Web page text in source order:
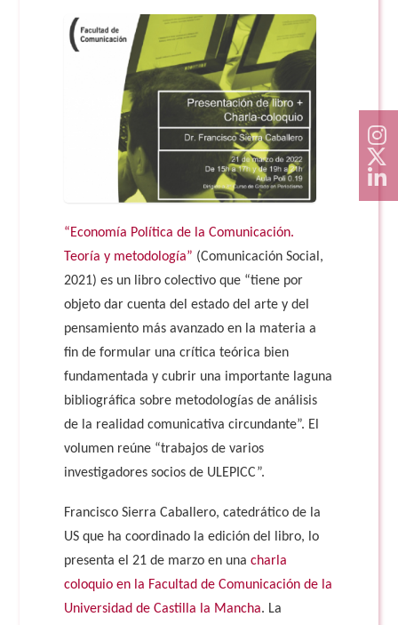
“Economía Política de la Comunicación.
Teoría y metodología” (Comunicación Social,
2021) es un libro colectivo que “tiene por
objeto dar cuenta del estado del arte y del
pensamiento más avanzado en la materia a
fin de formular una crítica teórica bien
fundamentada y cubrir una importante laguna
bibliográfica sobre metodologías de análisis
de la realidad comunicativa circundante”. El
volumen reúne “trabajos de varios
investigadores socios de ULEPICC”.
Francisco Sierra Caballero, catedrático de la
US que ha coordinado la edición del libro, lo
presenta el 21 de marzo en unacharla
coloquio en la Facultad de Comunicación de la
Universidad de Castilla la Mancha. La